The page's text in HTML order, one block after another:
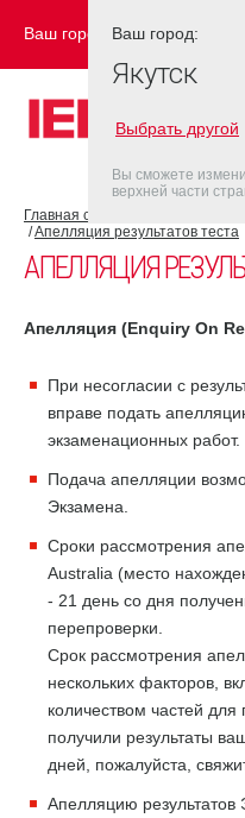
Ваш город: ЯКУТСК
Главная страница
Апелляция результатов теста
АПЕЛЛЯЦИЯ
Апелляция (Enquiry On
При несогласии с
вправе подать
экзаменационных работ.
Подача апелляции
Экзамена.
Сроки рассмотрения
Australia (место
- 21 день со дня
перепроверки.
Срок рассмотрения
нескольких факторов,
количеством частей
получили результаты
дней, пожалуйста,
Апелляцию
Ваш город:
Якутск
Выбрать другой
Вы сможете
верхней части